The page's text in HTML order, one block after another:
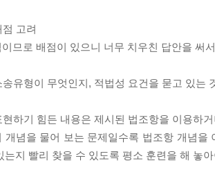
점 고려
므로 배점이 있으니 너무 치우친 답안을 써
송유형이 무엇인지, 적법성 요건을 묻고 있는
현하기 힘든 내용은 제시된 법조항을 이용하
개념을 물어 보는 문제일수록 법조항 개념
는지 빨리 찾을 수 있도록 평소 훈련을 해 놓